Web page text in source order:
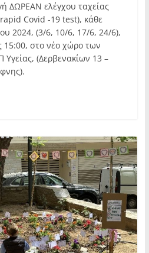
ΔΩΡΕΑΝ ελέγχου ταχείας
Covid -19 test), κάθε
2024, (3/6, 10/6, 17/6, 24/6),
15:00, στο νέο χώρο των
Υγείας, (Δερβενακίων 13 –